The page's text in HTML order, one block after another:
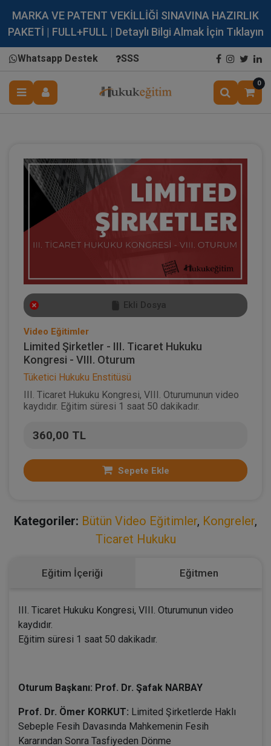
MARKA VE PATENT VEKİLLİĞİ SINAVINA HAZIRLIK
PAKETİ | FULL+FULL | Detaylı Bilgi Almak İçin Tıklayın
Whatsapp Destek SSS
0
Ekli Dosya
Video Eğitimler
Limited Şirketler - III. Ticaret Hukuku
Kongresi - VIII. Oturum
Tüketici Hukuku Enstitüsü
III. Ticaret Hukuku Kongresi, VIII. Oturumunun video
kaydıdır. Eğitim süresi 1 saat 50 dakikadır.
360,00 TL
Sepete Ekle
Kategoriler: Bütün Video Eğitimler, Kongreler,
Ticaret Hukuku
Eğitim İçeriği Eğitmen
III. Ticaret Hukuku Kongresi, VIII. Oturumunun video
kaydıdır.
Eğitim süresi 1 saat 50 dakikadır.
Oturum Başkanı: Prof. Dr. Şafak NARBAY
Prof. Dr. Ömer KORKUT: Limited Şirketlerde Haklı
Sebeple Fesih Davasında Mahkemenin Fesih
Kararından Sonra Tasfiyeden Dönme